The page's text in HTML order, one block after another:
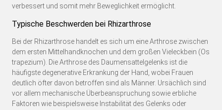
verbessert und somit mehr Beweglichkeit ermöglicht.
Typische Beschwerden bei Rhizarthrose
Bei der Rhizarthrose handelt es sich um eine Arthrose zwischen
dem ersten Mittelhandknochen und dem großen Vieleckbein (Os
trapezium). Die Arthrose des Daumensattelgelenks ist die
häufigste degenerative Erkrankung der Hand, wobei Frauen
deutlich öfter davon betroffen sind als Männer. Ursächlich sind
vor allem mechanische Überbeanspruchung sowie erbliche
Faktoren wie beispielsweise Instabilität des Gelenks oder